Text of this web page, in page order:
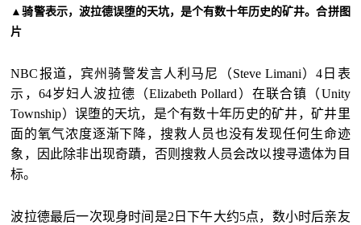
▲骑警表示，波拉德误堕的天坑，是个有数十年历史的矿井。合拼图
片
NBC报道，宾州骑警发言人利马尼（Steve Limani）4日表
示，64岁妇人波拉德（Elizabeth Pollard）在联合镇（Unity
Township）误堕的天坑，是个有数十年历史的矿井，矿井里
面的氧气浓度逐渐下降，搜救人员也没有发现任何生命迹
象，因此除非出现奇蹟，否则搜救人员会改以搜寻遗体为目
标。
波拉德最后一次现身时间是2日下午大约5点，数小时后亲友